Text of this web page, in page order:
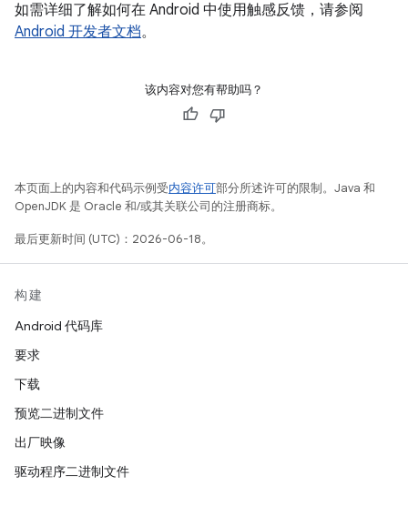
如需详细了解如何在 Android 中使用触感反馈，请参阅
Android 开发者文档。
该内容对您有帮助吗？
本页面上的内容和代码示例受内容许可部分所述许可的限制。Java 和
OpenJDK 是 Oracle 和/或其关联公司的注册商标。
最后更新时间 (UTC)：2026-06-18。
构建
Android 代码库
要求
下载
预览二进制文件
出厂映像
驱动程序二进制文件